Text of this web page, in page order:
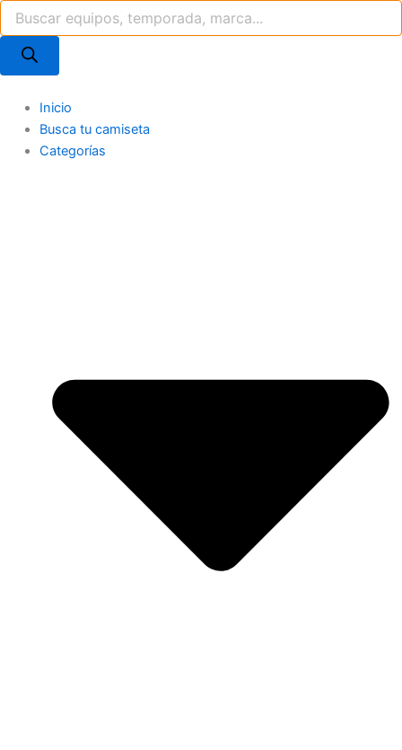
al
contenido
Búsqueda
productos
Inicio
Busca tu camiseta
Categorías